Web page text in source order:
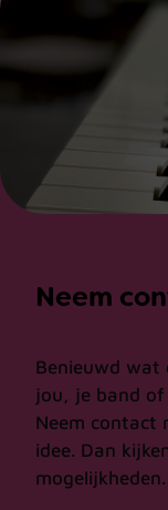
Neem
Benieuwd wat
jou, je band of
Neem contact
idee. Dan
mogelijkheden.